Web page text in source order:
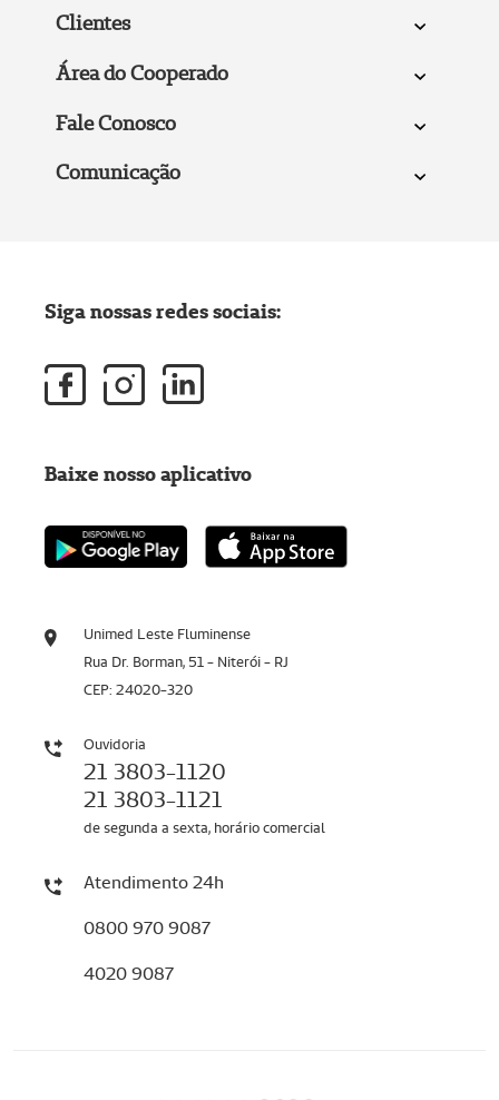
Clientes
Área do Cooperado
Fale Conosco
Comunicação
Unimed Leste Fluminense
Rua Dr. Borman, 51 - Niterói - RJ
CEP: 24020-320
Ouvidoria
21 3803-1120
21 3803-1121
de segunda a sexta, horário comercial
Atendimento 24h
0800 970 9087
4020 9087
Siga nossas redes sociais:
Baixe nosso aplicativo